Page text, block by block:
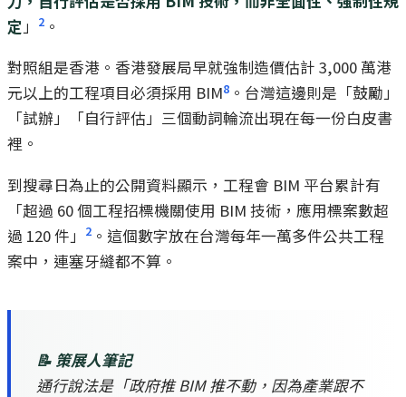
定 」 2 。
對照組是香港。香港發展局早就強制造價估計 3,000 萬港
元以上的工程項目必須採用 BIM8 。台灣這邊則是「鼓勵」
「試辦」「自行評估」三個動詞輪流出現在每一份白皮書
裡。
到搜尋日為止的公開資料顯示，工程會 BIM 平台累計有
「超過 60 個工程招標機關使用 BIM 技術，應用標案數超
過 120 件」
2 。這個數字放在台灣每年一萬多件公共工程
案中，連塞牙縫都不算。
📝 策展人筆記
通行說法是「政府推 BIM 推不動，因為產業跟不